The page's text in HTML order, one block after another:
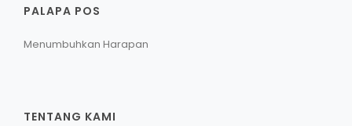
PALAPA POS
Menumbuhkan Harapan
TENTANG KAMI